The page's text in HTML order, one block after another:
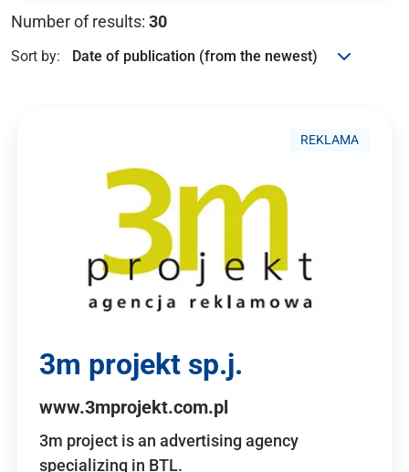
Number of results: 30
Sort by:
REKLAMA
3m projekt sp.j.
www.3mprojekt.com.pl
3m project is an advertising agency
specializing in BTL.